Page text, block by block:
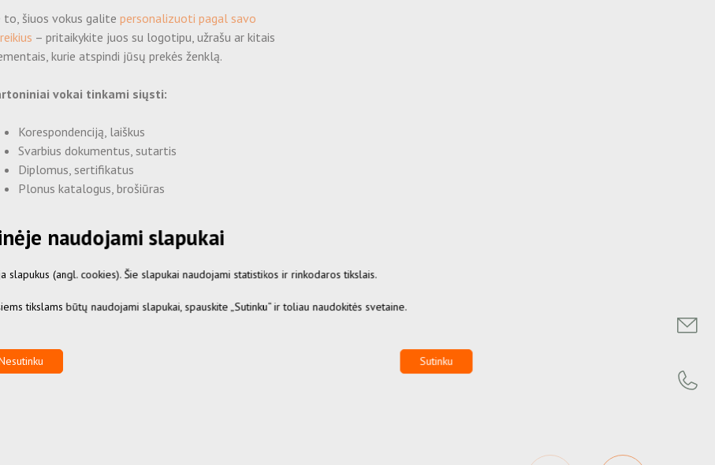
to, šiuos vokus galite personalizuoti pagal savo
– pritaikykite juos su logotipu, užrašu ar kitais
kurie atspindi jūsų prekės ženklą.
vokai tinkami siųsti:
Korespondenciją, laiškus
Svarbius dokumentus, sutartis
Diplomus, sertifikatus
Plonus katalogus, brošiūras
kartono vokai – tai patikimas pasirinkimas
korespondencijai, kuri neabejotinai atrodys
ir profesionaliai.
naudojami slapukai
slapukus (angl. cookies). Šie slapukai naudojami statistikos ir rinkodaros tikslais.
tikslams būtų naudojami slapukai, spauskite „Sutinku“ ir toliau naudokitės svetaine.
Sutinku